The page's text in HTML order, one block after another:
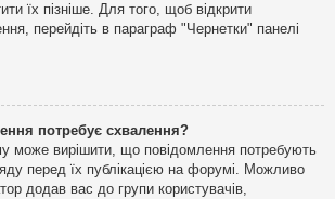
їх пізніше. Для того, щоб відкрити
перейдіть в параграф "Чернетки" панелі
потребує схвалення?
може вирішити, що повідомлення потребують
перед їх публікацією на форумі. Можливо
додав вас до групи користувачів,